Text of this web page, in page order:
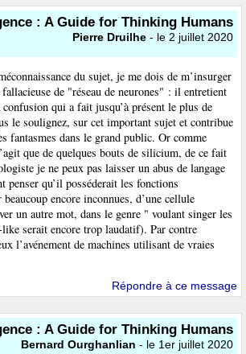
: A Guide for Thinking Humans
Pierre Druilhe - le 2 juillet 2020
du sujet, je me dois de m’insurger
de "réseau de neurones" : il entretient
qui a fait jusqu’à présent le plus de
le soulignez, sur cet important sujet et contribue
fantasmes dans le grand public. Or comme
que de quelques bouts de silicium, de ce fait
je ne peux pas laisser un abus de langage
penser qu’il posséderait les fonctions
encore inconnues, d’une cellule
un autre mot, dans le genre " voulant singer les
serait encore trop laudatif). Par contre
l’avénement de machines utilisant de vraies
Répondre à ce message
: A Guide for Thinking Humans
Bernard Ourghanlian - le 1er juillet 2020